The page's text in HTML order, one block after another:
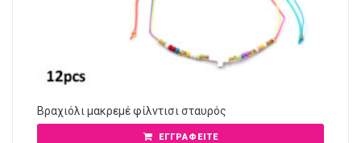
Βραχιόλι μακρεμέ φίλντισι σταυρός
ΕΓΓΡΑΦΕΊΤΕ